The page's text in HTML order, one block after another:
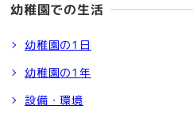
幼稚園での生活
幼稚園の1日
幼稚園の1年
設備・環境